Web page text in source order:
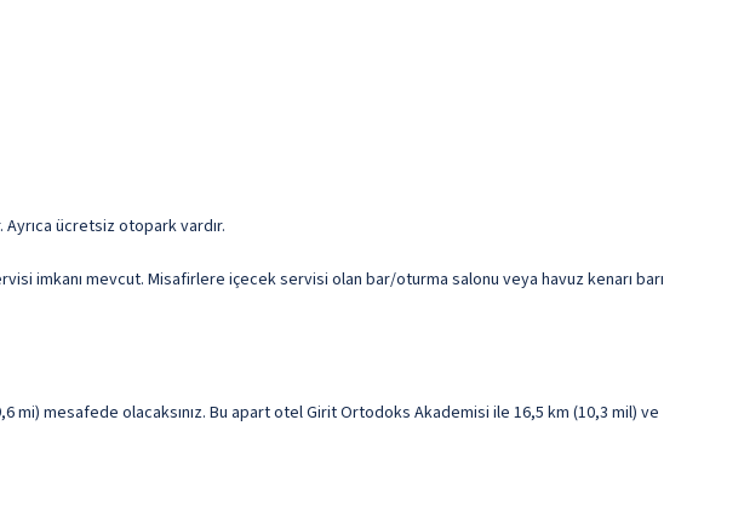
Ayrıca ücretsiz otopark vardır.
imkanı mevcut. Misafirlere içecek servisi olan bar/oturma salonu veya havuz kenarı barı
mi) mesafede olacaksınız. Bu apart otel Girit Ortodoks Akademisi ile 16,5 km (10,3 mil) ve